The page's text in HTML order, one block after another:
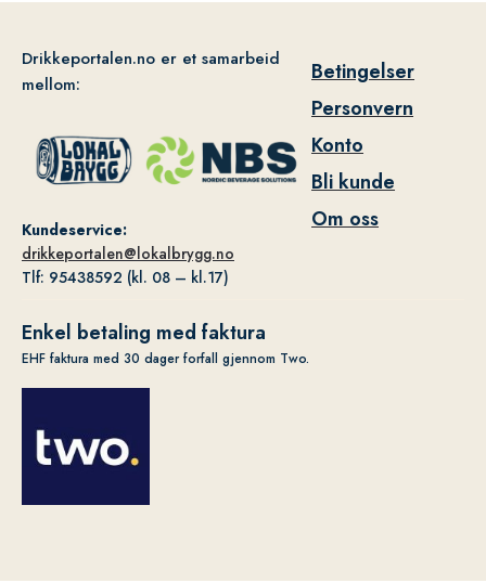
Drikkeportalen.no er et samarbeid
mellom:
Kundeservice:
drikkeportalen@lokalbrygg.no
Tlf: 95438592 (kl. 08 – kl.17)
Betingelser
Personvern
Konto
Bli kunde
Om oss
Enkel betaling med faktura
EHF faktura med 30 dager forfall gjennom Two.